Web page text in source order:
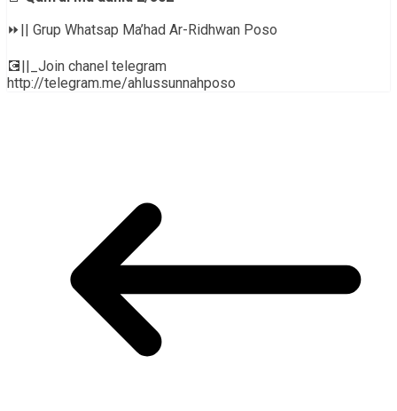
⏩|| Grup Whatsap Ma’had Ar-Ridhwan Poso
💽||_Join chanel telegram
http://telegram.me/ahlussunnahposo